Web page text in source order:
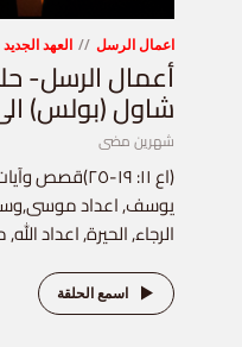
اعمال الرسل العهد الجديد
شاول (بولس)
شهرين مضى
(اع ١١: ١٩-
يوسف, اعداد
الرجاء, الحيرة, اعداد
اسمع الحلقة